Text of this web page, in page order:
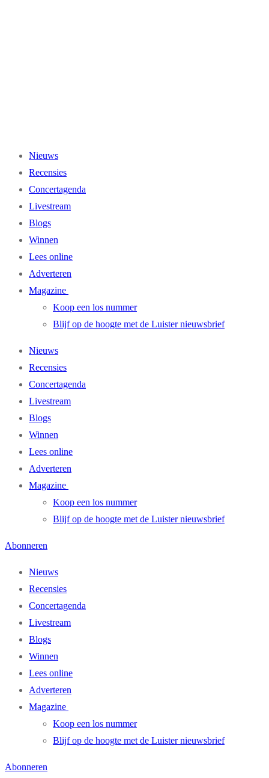
Nieuws
Recensies
Concertagenda
Livestream
Blogs
Winnen
Lees online
Adverteren
Magazine
Koop een los nummer
Blijf op de hoogte met de Luister nieuwsbrief
Nieuws
Recensies
Concertagenda
Livestream
Blogs
Winnen
Lees online
Adverteren
Magazine
Koop een los nummer
Blijf op de hoogte met de Luister nieuwsbrief
Abonneren
Nieuws
Recensies
Concertagenda
Livestream
Blogs
Winnen
Lees online
Adverteren
Magazine
Koop een los nummer
Blijf op de hoogte met de Luister nieuwsbrief
Abonneren